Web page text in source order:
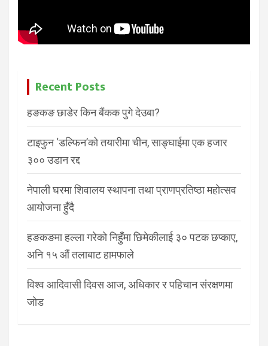
Recent Posts
हङकङ छाडेर किन बैंकक पुगे देउबा?
टाइफुन ‘डल्फिन’को तयारीमा चीन, साङ्घाईमा एक हजार
३०० उडान रद्द
नेपाली घरमा शिवालय स्थापना तथा प्राणप्रतिष्ठा महोत्सव
आयोजना हुँदै
हङकङमा हल्ला गरेको निहुँमा छिमेकीलाई ३० पटक छप्काए,
अनि १५ औं तलाबाट हामफाले
विश्व आदिवासी दिवस आज, अधिकार र पहिचान संरक्षणमा
जोड